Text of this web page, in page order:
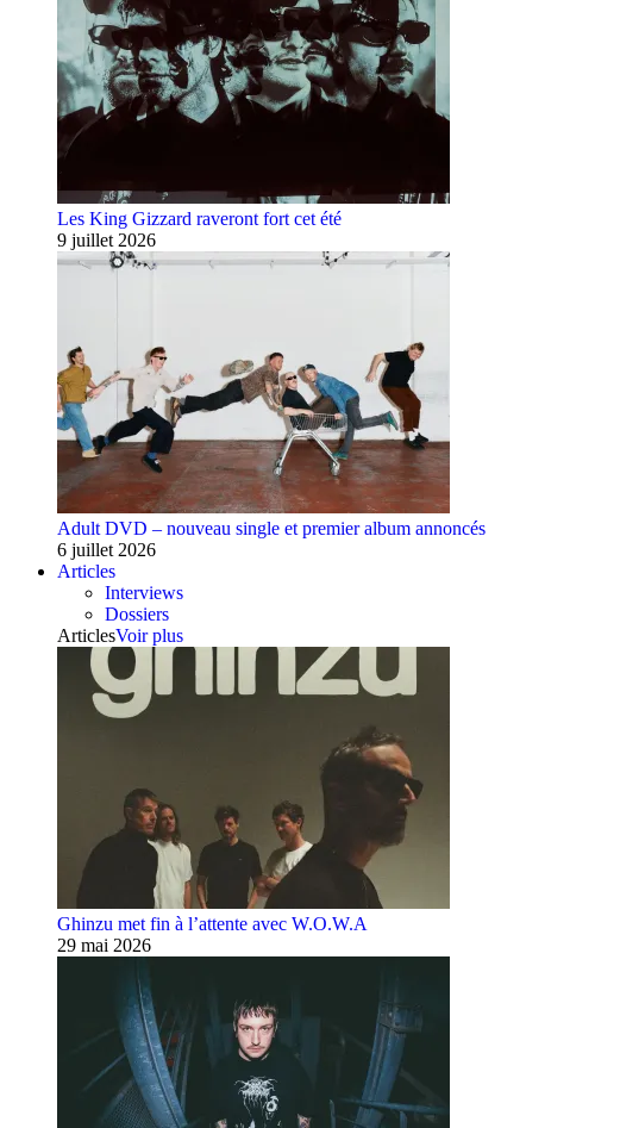
Les King Gizzard raveront fort cet été
9 juillet 2026
Adult DVD – nouveau single et premier album annoncés
6 juillet 2026
Articles
Interviews
Dossiers
ArticlesVoir plus
Ghinzu met fin à l’attente avec W.O.W.A
29 mai 2026